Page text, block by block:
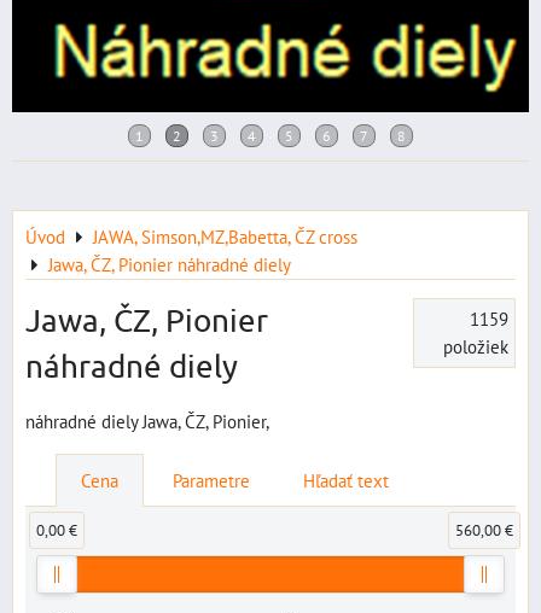
Úvod
JAWA, Simson,MZ,Babetta, ČZ cross
Jawa, ČZ, Pionier náhradné diely
Jawa, ČZ, Pionier
náhradné diely
1159
položiek
náhradné diely Jawa, ČZ, Pionier,
Cena Parametre Hľadať text
0,00 € 560,00 €